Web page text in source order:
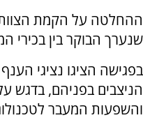
ההחלטה על הקמת
שנערך הבוקר בין בכירי
בפגישה הציגו נציגי
הניצבים בפניהם, בדגש
והשפעות המעבר